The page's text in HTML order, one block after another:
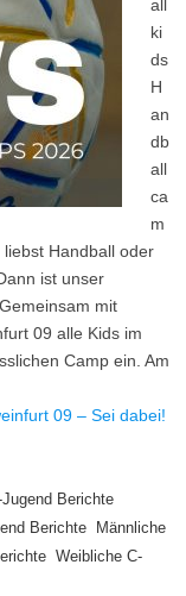
all
ki
ds
H
an
db
all
ca
m
Handball oder
ist unser
mit
09 alle Kids im
Camp ein. Am
09 – Sei dabei!
Jugend Berichte
Berichte
Männliche
Weibliche C-